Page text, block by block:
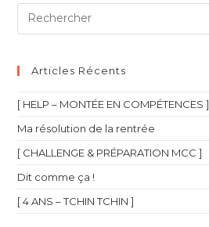
Articles Récents
[ HELP – MONTÉE EN COMPÉTENCES ]
Ma résolution de la rentrée
[ CHALLENGE & PRÉPARATION MCC ]
Dit comme ça !
[ 4 ANS – TCHIN TCHIN ]